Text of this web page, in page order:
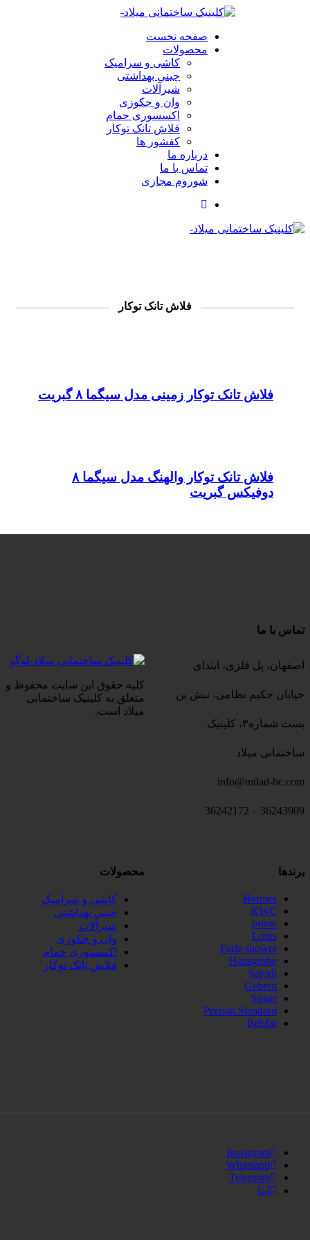
صفحه نخست
محصولات
کاشی و سرامیک
چینی بهداشتی
شیرآلات
وان و جکوزی
اکسسوری حمام
فلاش تانک توکار
کفشور ها
درباره ما
تماس با ما
شوروم مجازی
فلاش تانک توکار
فلاش تانک توکار زمینی مدل سیگما ۸ گبریت
فلاش تانک توکار والهنگ مدل سیگما ۸
دوفیکس گبریت
کلیه حقوق این سایت محفوظ و
متعلق به کلینیک ساختمانی
میلاد است.
تماس با ما
اصفهان، پل فلزی، ابتدای
خیابان حکیم نظامی، نبش بن
بست شماره۳، کلینیک
ساختمانی میلاد
info@milad-bc.com
36243909 – 36242172
محصولات
کاشی و سرامیک
چینی بهداشتی
شیرآلات
وان و جکوزی
اکسسوری حمام
فلاش تانک توکار
برندها
Hermes
KWC
prime
Lotus
Fariz shower
Hansgrobe
Sarodi
Geberit
Smart
Persian Standard
Behfar
Instagram
Whatsapp
Telegram
ایتا